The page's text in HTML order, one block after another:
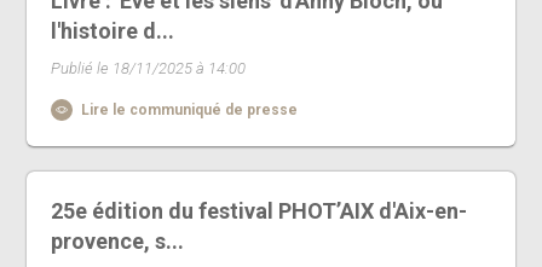
l'histoire d...
Publié le 18/11/2025 à 14:00
Lire le communiqué de presse
25e édition du festival PHOT’AIX d'Aix-en-
provence, s...